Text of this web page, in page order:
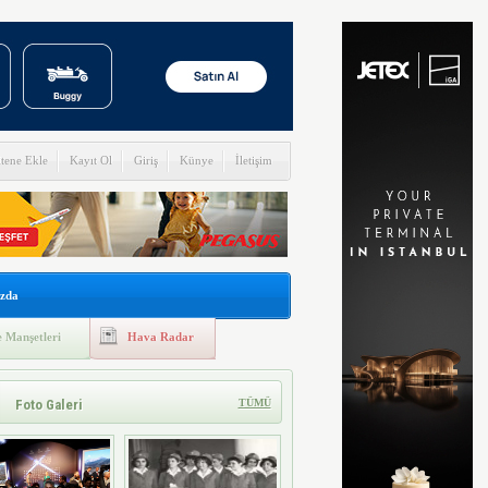
Ekle Kayıt Ol Giriş Künye İletişim
Manşetleri Hava Radar
Foto Galeri TÜMÜ